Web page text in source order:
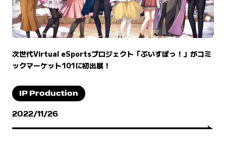
次世代Virtual eSportsプロジェクト「ぶいすぽっ！」がコミ
ックマーケット101に初出展！
IP Production
2022/11/26